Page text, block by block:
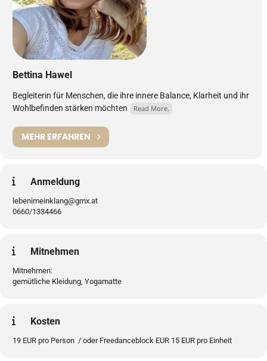
Ich freu mich auf dich.
Weitere nähere Infos findest du aufwww.bettinahawel.at
Bettina Hawel
Begleiterin für Menschen, die ihre innere Balance, Klarheit und ihr
Wohlbefinden stärken möchten
Read More.
MEHR ERFAHREN
Anmeldung
lebenimeinklang@gmx.at
0660/1334466
Mitnehmen
Mitnehmen:
gemütliche Kleidung, Yogamatte
Kosten
19 EUR pro Person / oder Freedanceblock EUR 15 EUR pro Einheit